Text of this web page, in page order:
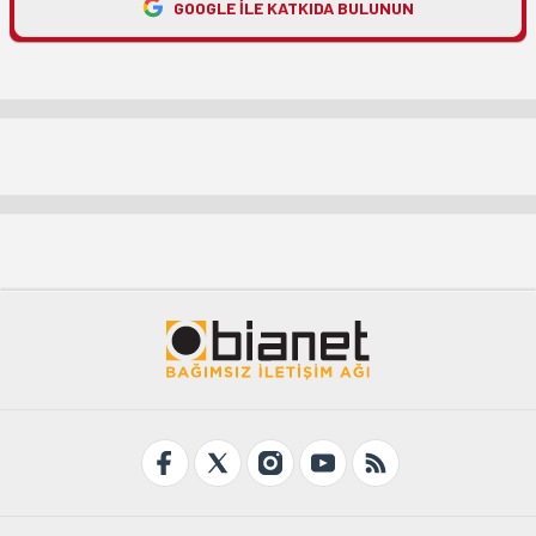
GOOGLE ILE KATKIDA BULUNUN